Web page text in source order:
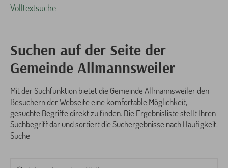
Volltextsuche
Suchen auf der Seite der
Gemeinde Allmannsweiler
Mit der Suchfunktion bietet die Gemeinde Allmannsweiler den
Besuchern der Webseite eine komfortable Möglichkeit,
gesuchte Begriffe direkt zu finden. Die Ergebnisliste stellt Ihren
Suchbegriff dar und sortiert die Suchergebnisse nach Häufigkeit.
Suche